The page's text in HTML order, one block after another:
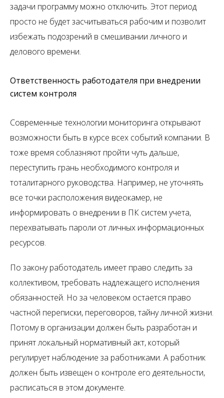
задачи программу можно отключить. Этот период
просто не будет засчитываться рабочим и позволит
избежать подозрений в смешивании личного и
делового времени.
Ответственность работодателя при внедрении
систем контроля
Современные технологии мониторинга открывают
возможности быть в курсе всех событий компании. В
тоже время соблазняют пройти чуть дальше,
переступить грань необходимого контроля и
тоталитарного руководства. Например, не уточнять
все точки расположения видеокамер, не
информировать о внедрении в ПК систем учета,
перехватывать пароли от личных информационных
ресурсов.
По закону работодатель имеет право следить за
коллективом, требовать надлежащего исполнения
обязанностей. Но за человеком остается право
частной переписки, переговоров, тайну личной жизни.
Потому в организации должен быть разработан и
принят локальный нормативный акт, который
регулирует наблюдение за работниками. А работник
должен быть извещен о контроле его деятельности,
расписаться в этом документе.